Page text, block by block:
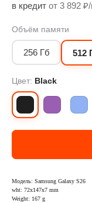
в кредит от 3 892
Объём памяти
256 Гб 512
Цвет: Black
Модель: Samsung Galaxy S26
wht: 72x147x7 mm
Weight: 167 g